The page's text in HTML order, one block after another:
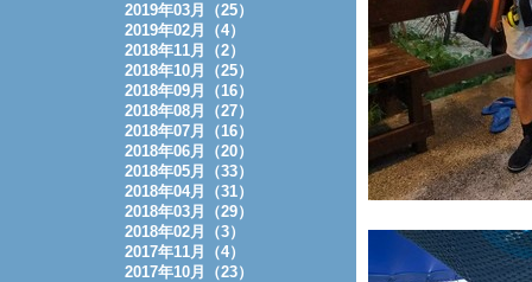
2019年03月（25）
2019年02月（4）
2018年11月（2）
2018年10月（25）
2018年09月（16）
2018年08月（27）
2018年07月（16）
2018年06月（20）
2018年05月（33）
2018年04月（31）
2018年03月（29）
2018年02月（3）
2017年11月（4）
2017年10月（23）